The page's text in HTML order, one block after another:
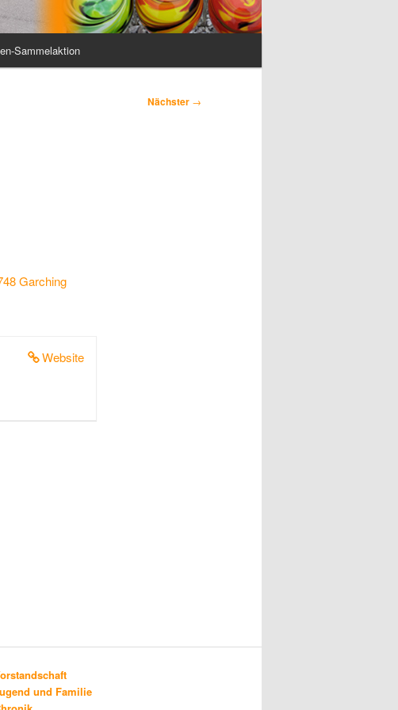
Sammelaktion
Nächster →
Garching
Website
und Familie